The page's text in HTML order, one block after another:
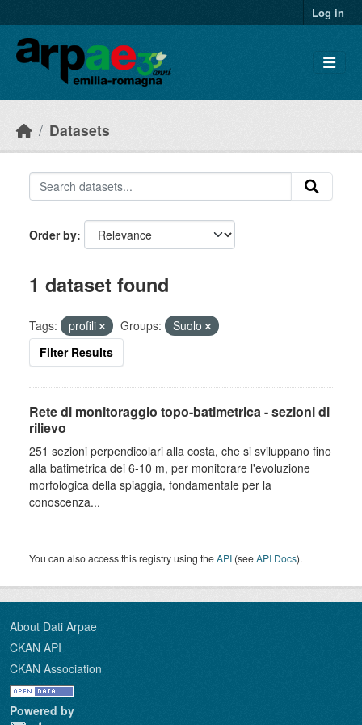
Log in
Datasets
Order by
1 dataset found
Tags: profili Groups:
Suolo
Filter Results
Rete di monitoraggio topo-batimetrica - sezioni di
rilievo
251 sezioni perpendicolari alla costa, che si sviluppano fino
alla batimetrica dei 6-10 m, per monitorare l'evoluzione
morfologica della spiaggia, fondamentale per la
conoscenza...
You can also access this registry using theAPI (seeAPI Docs).
About Dati Arpae
CKAN API
CKAN Association
Powered by